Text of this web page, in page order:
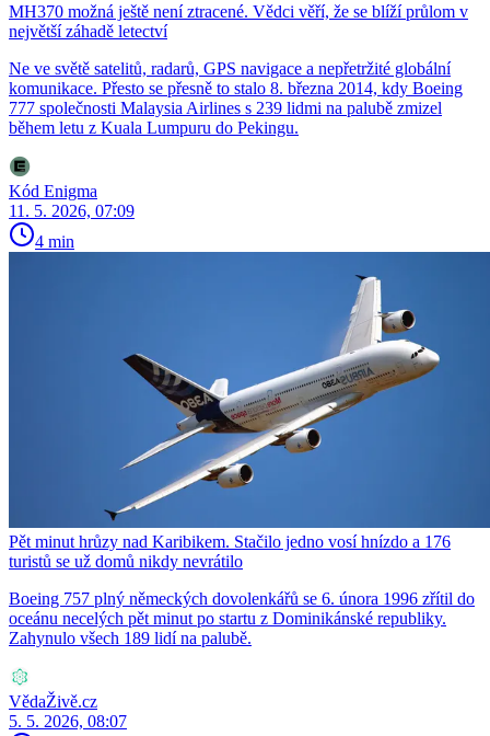
MH370 možná ještě není ztracené. Vědci věří, že se blíží průlom v
největší záhadě letectví
Ne ve světě satelitů, radarů, GPS navigace a nepřetržité globální
komunikace. Přesto se přesně to stalo 8. března 2014, kdy Boeing
777 společnosti Malaysia Airlines s 239 lidmi na palubě zmizel
během letu z Kuala Lumpuru do Pekingu.
Kód Enigma
11. 5. 2026, 07:09
4 min
Pět minut hrůzy nad Karibikem. Stačilo jedno vosí hnízdo a 176
turistů se už domů nikdy nevrátilo
Boeing 757 plný německých dovolenkářů se 6. února 1996 zřítil do
oceánu necelých pět minut po startu z Dominikánské republiky.
Zahynulo všech 189 lidí na palubě.
VědaŽivě.cz
5. 5. 2026, 08:07